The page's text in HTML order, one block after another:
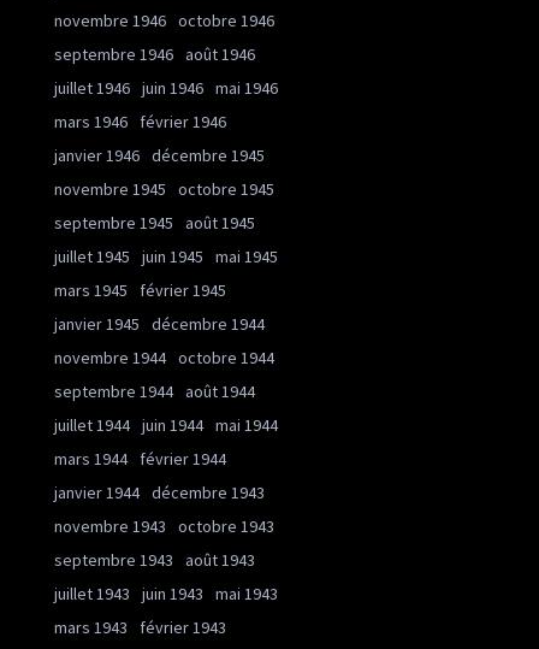
novembre 1946 octobre 1946
septembre 1946 août 1946
juillet 1946 juin 1946 mai 1946
mars 1946
février 1946
janvier 1946 décembre 1945
novembre 1945
octobre 1945
septembre 1945
août 1945
juillet 1945
juin 1945
mai 1945
mars 1945
février 1945
janvier 1945
décembre 1944
novembre 1944 octobre 1944
septembre 1944 août 1944
juillet 1944 juin 1944 mai 1944
mars 1944
février 1944
janvier 1944 décembre 1943
novembre 1943
octobre 1943
septembre 1943
août 1943
juillet 1943
juin 1943
mai 1943
mars 1943
février 1943